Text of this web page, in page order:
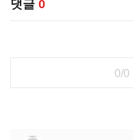
댓글 0
0/0